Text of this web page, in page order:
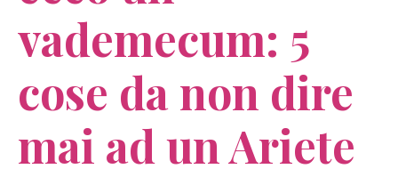
vademecum: 5
cose da non dire
mai ad un Ariete